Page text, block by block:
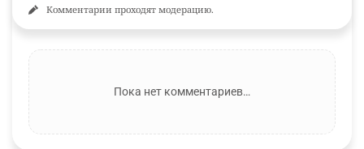
Комментарии проходят модерацию.
Пока нет комментариев…